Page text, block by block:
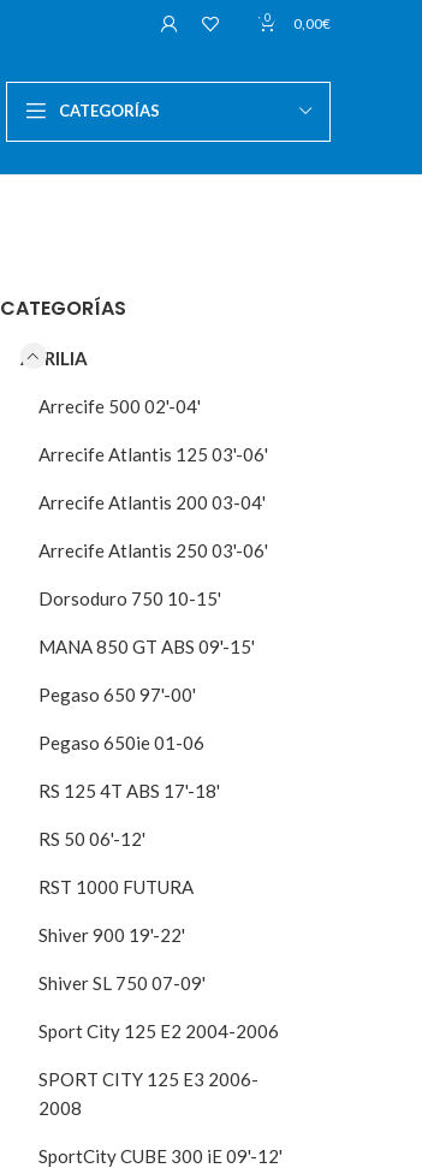
0 0,00€
CATEGORÍAS
CATEGORÍAS
APRILIA
Arrecife 500 02'-04'
Arrecife Atlantis 125 03'-06'
Arrecife Atlantis 200 03-04'
Arrecife Atlantis 250 03'-06'
Dorsoduro 750 10-15'
MANA 850 GT ABS 09'-15'
Pegaso 650 97'-00'
Pegaso 650ie 01-06
RS 125 4T ABS 17'-18'
RS 50 06'-12'
RST 1000 FUTURA
Shiver 900 19'-22'
Shiver SL 750 07-09'
Sport City 125 E2 2004-2006
SPORT CITY 125 E3 2006-
2008
SportCity CUBE 300 iE 09'-12'